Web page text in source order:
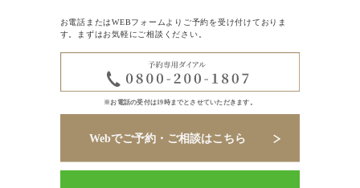
お電話またはWEBフォームよりご予約を受け付けておりま
す。まずはお気軽にご相談ください。
※お電話の受付は19時までとさせていただきます。